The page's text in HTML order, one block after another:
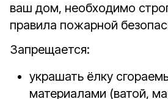
ваш дом, необходимо
правила пожарной
Запрещается:
украшать ёлку
материалами (ватой,